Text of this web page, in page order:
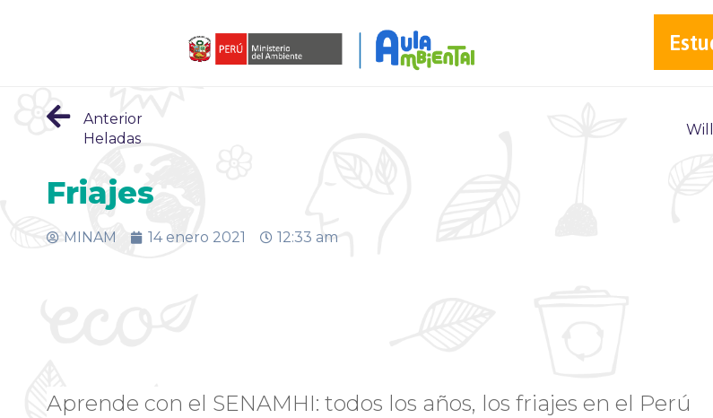
Anterior
Heladas
Friajes
MINAM 14 enero 2021 12:33 am
Aprende con el SENAMHI: todos los años, los friajes en el Perú